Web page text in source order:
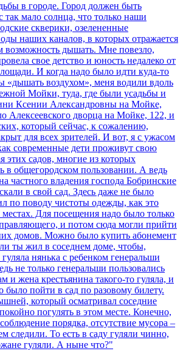
в городе. Город должен быть
так мало солнца, что только наши
скверики, озелененные
наших каналов, в которых отражается
возможность дышать. Мне повезло,
свое детство и юность недалеко от
И когда надо было идти куда-то
«дышать воздухом», меня водили вдоль
Мойки, туда, где были усадьбы и
Ксении Александровны на Мойке,
Алексеевского дворца на Мойке, 122, и
который сейчас, к сожалению,
для всех зрителей. И вот, я с ужасом
современные дети проживут свою
этих садов, многие из которых
в общегородском пользовании. А ведь
частного владения господа Бобринские
в свой сад. Здесь даже не было
по поводу чистоты одежды, как это
Для посещения надо было только
и потом сюда могли прийти
домов. Можно было купить абонемент
ты жил в соседнем доме, чтобы,
нянька с ребенком генеральши
не только генеральши пользовались
и жена крестьянина такого-то гуляла, и
пойти в сад по разовому билету.
который осматривал соседние
погулять в этом месте. Конечно,
порядка, отсутствие мусора –
следили. То есть в саду гуляли чинно,
гуляли. А ныне что?"